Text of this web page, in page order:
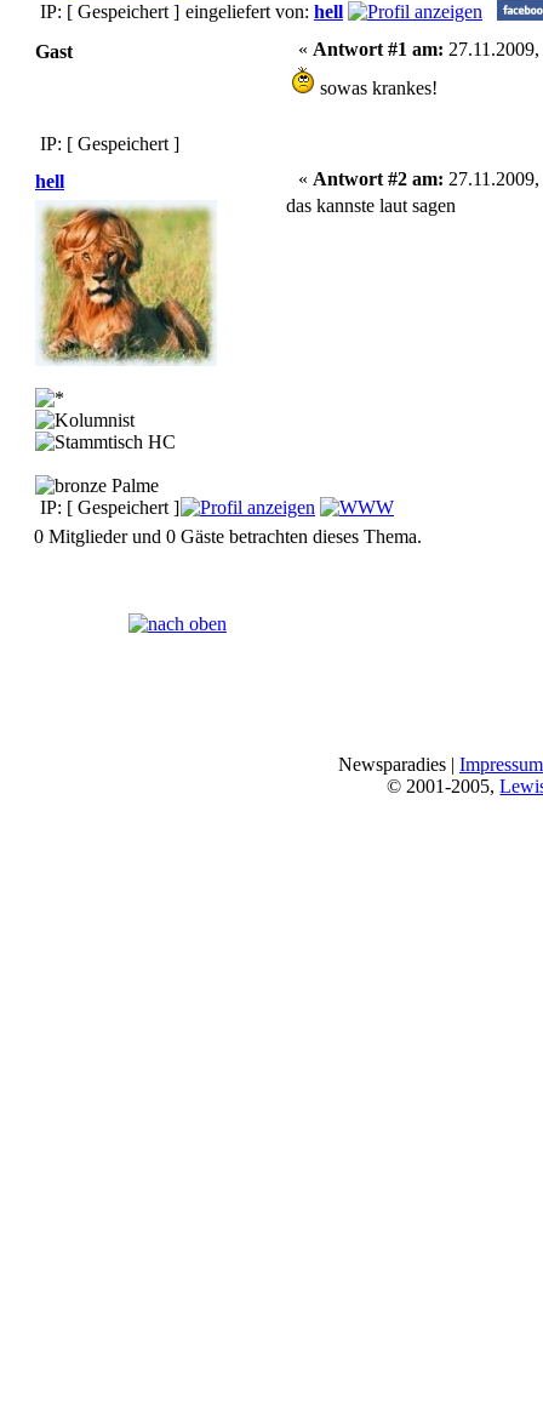
IP: [ Gespeichert ] eingeliefert von: hell
Gast
« Antwort #1 am:
sowas krankes!
IP: [ Gespeichert ]
hell
« Antwort #2 am:
das kannste laut sagen
IP: [ Gespeichert ]
0 Mitglieder und 0 Gäste betrachten dieses Thema.
Newsparadies | Impressum
© 2001-2005,